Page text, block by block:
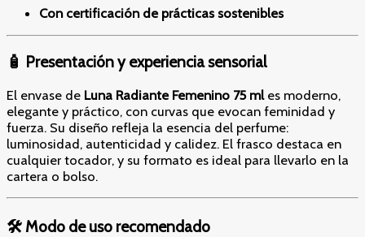
Con certificación de prácticas sostenibles
🧴 Presentación y experiencia sensorial
El envase de Luna Radiante Femenino 75 mles moderno,
elegante y práctico, con curvas que evocan feminidad y
fuerza. Su diseño refleja la esencia del perfume:
luminosidad, autenticidad y calidez. El frasco destaca en
cualquier tocador, y su formato es ideal para llevarlo en la
cartera o bolso.
🛠️ Modo de uso recomendado